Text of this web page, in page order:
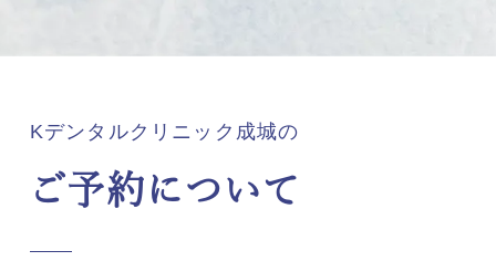
Kデンタルクリニック成城の
ご予約について